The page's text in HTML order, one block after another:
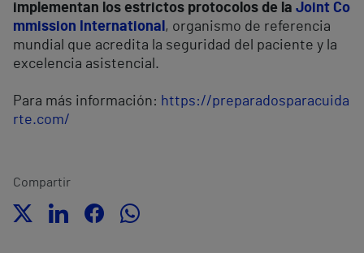
implementan los estrictos protocolos de la Joint Co
mmission International , organismo de referencia
mundial que acredita la seguridad del paciente y la
excelencia asistencial.
Para más información: https://preparadosparacuida
rte.com/
Compartir